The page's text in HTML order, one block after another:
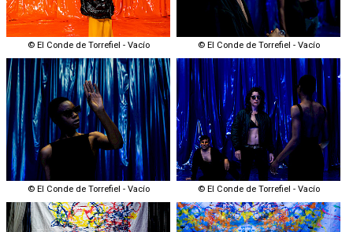
© El Conde de Torrefiel - Vacío © El Conde de Torrefiel - Vacío
© El Conde de Torrefiel - Vacío © El Conde de Torrefiel - Vacío